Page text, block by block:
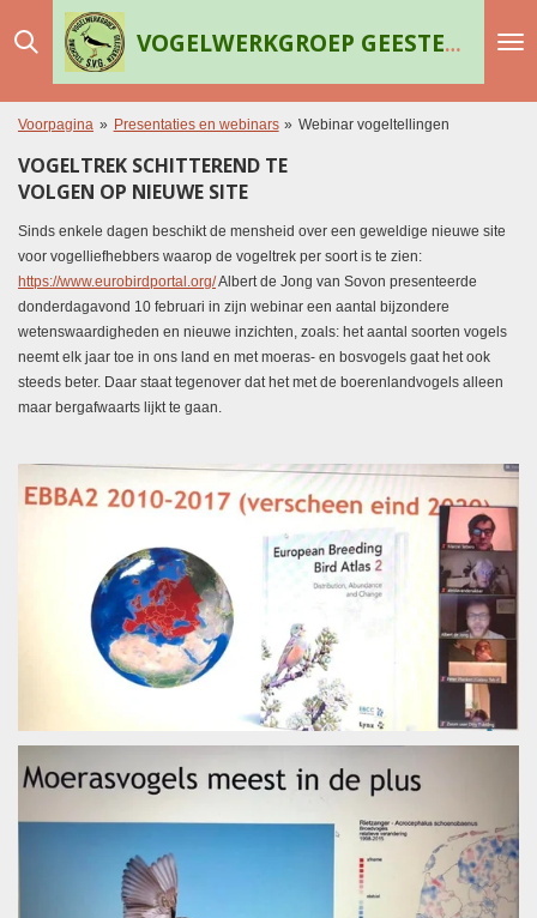
direct
de
hoofdinhoud
VOGELWERKGROEP GEESTEREN
Voorpagina » Presentaties en webinars » Webinar vogeltellingen
VOGELTREK SCHITTEREND TE
VOLGEN OP NIEUWE SITE
Sinds enkele dagen beschikt de mensheid over een geweldige nieuwe site
voor vogelliefhebbers waarop de vogeltrek per soort is te zien:
https://www.eurobirdportal.org/Albert de Jong van Sovon presenteerde
donderdagavond 10 februari in zijn webinar een aantal bijzondere
wetenswaardigheden en nieuwe inzichten, zoals: het aantal soorten vogels
neemt elk jaar toe in ons land en met moeras- en bosvogels gaat het ook
steeds beter. Daar staat tegenover dat het met de boerenlandvogels alleen
maar bergafwaarts lijkt te gaan.